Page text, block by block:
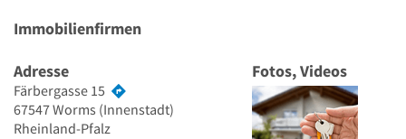
Immobilienfirmen
Adresse
Färbergasse 15
67547Worms (Innenstadt)
Rheinland-Pfalz
Fotos, Videos